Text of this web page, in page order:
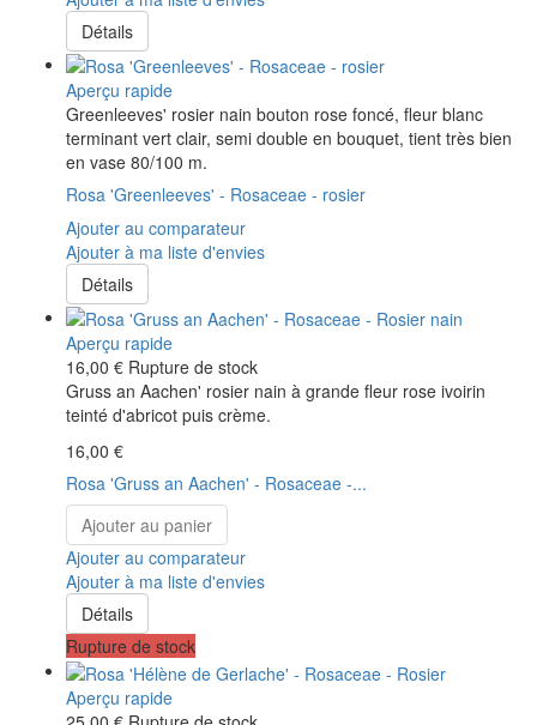
Détails
Aperçu rapide
Greenleeves' rosier nain bouton rose foncé, fleur blanc
terminant vert clair, semi double en bouquet, tient très bien
en vase 80/100 m.
Rosa 'Greenleeves' - Rosaceae - rosier
Ajouter au comparateur
Ajouter à ma liste d'envies
Détails
Aperçu rapide
16,00 € Rupture de stock
Gruss an Aachen' rosier nain à grande fleur rose ivoirin
teinté d'abricot puis crème.
16,00 €
Rosa 'Gruss an Aachen' - Rosaceae -...
Ajouter au panier
Ajouter au comparateur
Ajouter à ma liste d'envies
Détails
Rupture de stock
Aperçu rapide